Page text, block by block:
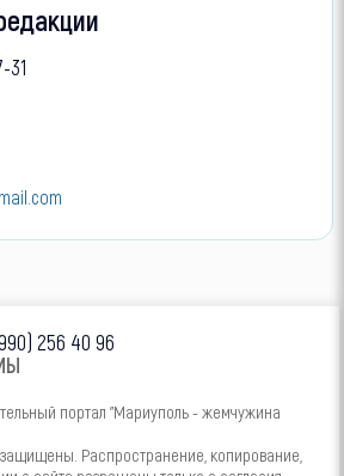
31
256 40 96
портал "Мариуполь - жемчужина
Распространение, копирование,